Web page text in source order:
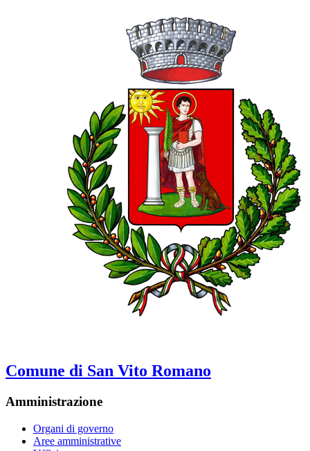
Comune di San Vito Romano
Amministrazione
Organi di governo
Aree amministrative